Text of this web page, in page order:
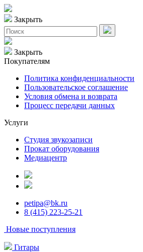
Закрыть
Закрыть
Покупателям
Политика конфиденциальности
Пользовательское соглашение
Условия обмена и возврата
Процесс передачи данных
Услуги
Студия звукозаписи
Прокат оборудования
Медиацентр
petipa@bk.ru
8 (415) 223-25-21
Новые поступления
Гитары